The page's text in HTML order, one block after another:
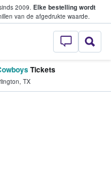
2009. Elke bestelling wordt
van de afgedrukte waarde.
StubHub: waar
Tickets
, TX